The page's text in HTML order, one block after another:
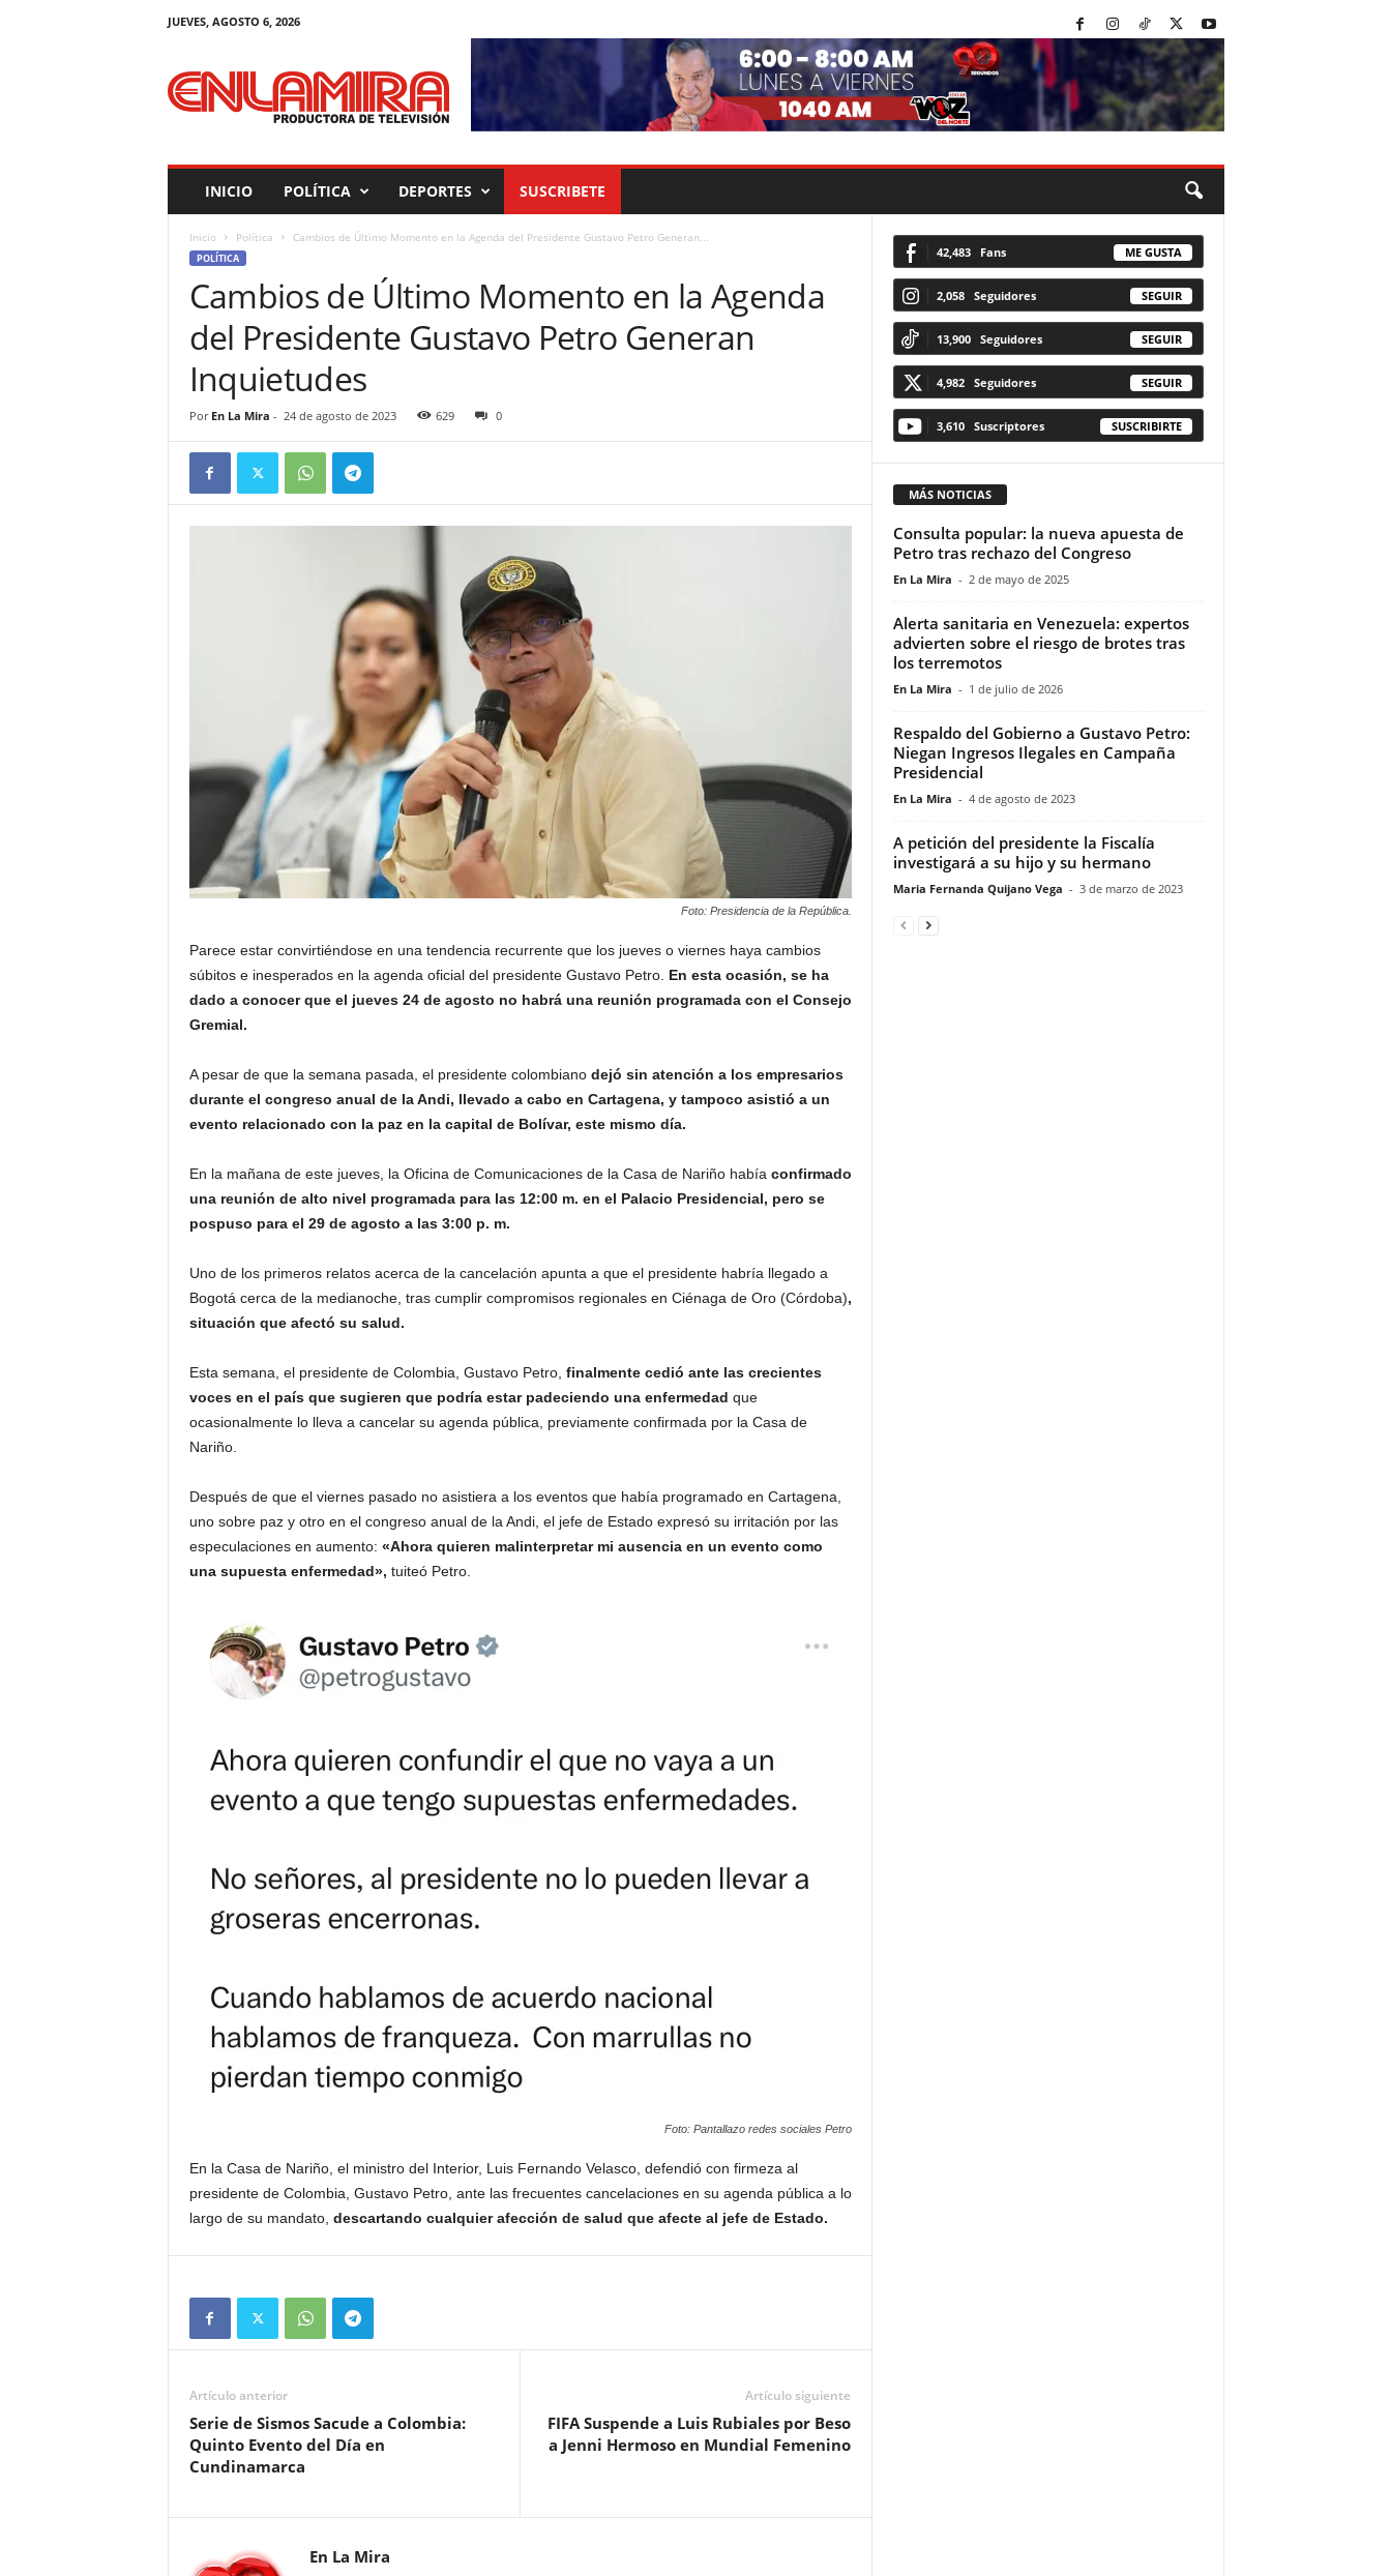
JUEVES, AGOSTO 6, 2026
g
INICIO POLÍTICA DEPORTES SUSCRIBETE
Inicio Política Cambios de Último Momento en la Agenda del Presidente Gustavo Petro Generan...
POLÍTICA
Cambios de Último Momento en la Agenda
del Presidente Gustavo Petro Generan
Inquietudes
Por En La Mira - 24 de agosto de 2023 629 0
Foto: Presidencia de la República.
Parece estar convirtiéndose en una tendencia recurrente que los jueves o viernes haya cambios
súbitos e inesperados en la agenda oficial del presidente Gustavo Petro. En esta ocasión, se ha
dado a conocer que el jueves 24 de agosto no habrá una reunión programada con el Consejo
Gremial.
A pesar de que la semana pasada, el presidente colombiano dejó sin atención a los empresarios
durante el congreso anual de la Andi, llevado a cabo en Cartagena, y tampoco asistió a un
evento relacionado con la paz en la capital de Bolívar, este mismo día.
En la mañana de este jueves, la Oficina de Comunicaciones de la Casa de Nariño había confirmado
una reunión de alto nivel programada para las 12:00 m. en el Palacio Presidencial, pero se
pospuso para el 29 de agosto a las 3:00 p. m.
Uno de los primeros relatos acerca de la cancelación apunta a que el presidente habría llegado a
Bogotá cerca de la medianoche, tras cumplir compromisos regionales en Ciénaga de Oro (Córdoba),
situación que afectó su salud.
Esta semana, el presidente de Colombia, Gustavo Petro, finalmente cedió ante las crecientes
voces en el país que sugieren que podría estar padeciendo una enfermedad que
ocasionalmente lo lleva a cancelar su agenda pública, previamente confirmada por la Casa de
Nariño.
Después de que el viernes pasado no asistiera a los eventos que había programado en Cartagena,
uno sobre paz y otro en el congreso anual de la Andi, el jefe de Estado expresó su irritación por las
especulaciones en aumento: «Ahora quieren malinterpretar mi ausencia en un evento como
una supuesta enfermedad», tuiteó Petro.
Foto: Pantallazo redes sociales Petro
En la Casa de Nariño, el ministro del Interior, Luis Fernando Velasco, defendió con firmeza al
presidente de Colombia, Gustavo Petro, ante las frecuentes cancelaciones en su agenda pública a lo
largo de su mandato, descartando cualquier afección de salud que afecte al jefe de Estado.
Artículo anterior
Serie de Sismos Sacude a Colombia:
Quinto Evento del Día en
Cundinamarca
Artículo siguiente
FIFA Suspende a Luis Rubiales por Beso
a Jenni Hermoso en Mundial Femenino
En La Mira
42,483 Fans ME GUSTA
2,058 Seguidores SEGUIR
13,900 Seguidores SEGUIR
4,982 Seguidores SEGUIR
3,610 Suscriptores SUSCRIBIRTE
MÁS NOTICIAS
Consulta popular: la nueva apuesta de
Petro tras rechazo del Congreso
En La Mira - 2 de mayo de 2025
Alerta sanitaria en Venezuela: expertos
advierten sobre el riesgo de brotes tras
los terremotos
En La Mira - 1 de julio de 2026
Respaldo del Gobierno a Gustavo Petro:
Niegan Ingresos Ilegales en Campaña
Presidencial
En La Mira - 4 de agosto de 2023
A petición del presidente la Fiscalía
investigará a su hijo y su hermano
Maria Fernanda Quijano Vega - 3 de marzo de 2023